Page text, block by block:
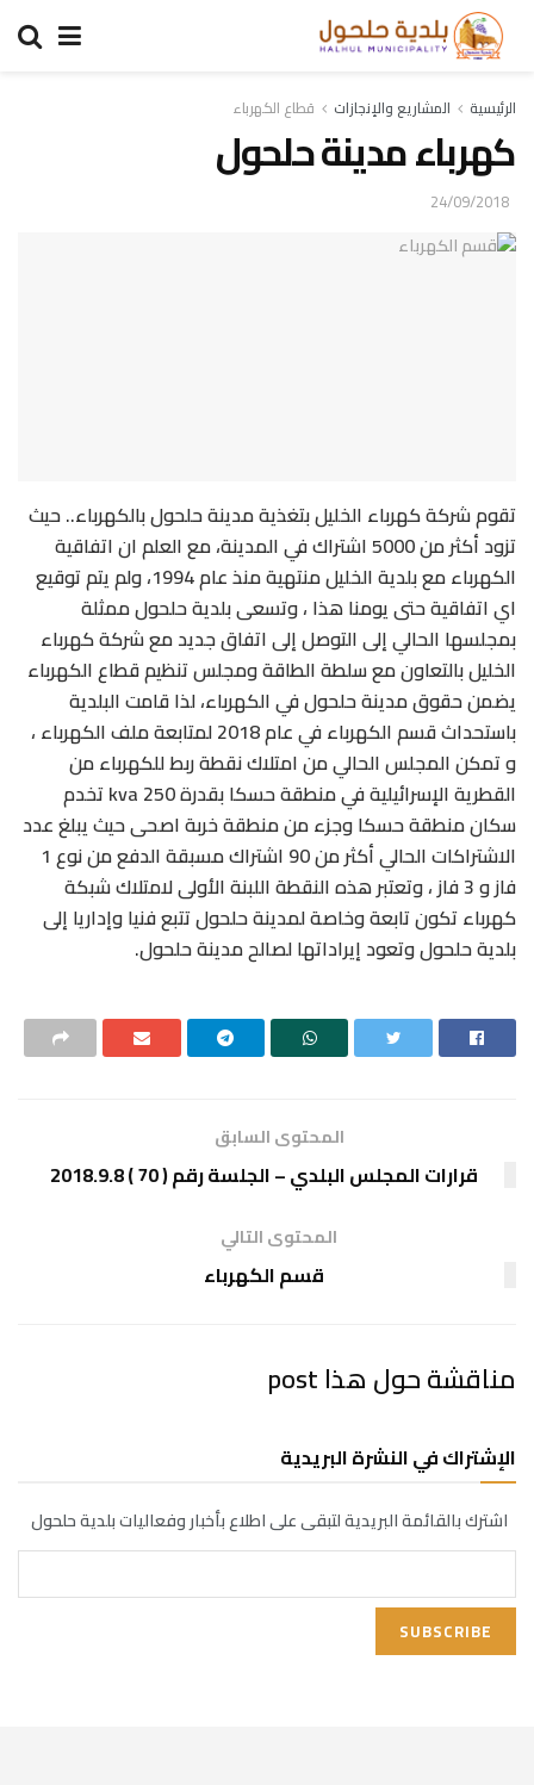
الرئيسية المشاريع والإنجازات قطاع الكهرباء
كهرباء مدينة حلحول
24/09/2018
تقوم شركة كهرباء الخليل بتغذية مدينة حلحول بالكهرباء.. حيث
تزود أكثر من 5000 اشتراك في المدينة، مع العلم ان اتفاقية
الكهرباء مع بلدية الخليل منتهية منذ عام 1994، ولم يتم توقيع
اي اتفاقية حتى يومنا هذا ، وتسعى بلدية حلحول ممثلة
بمجلسها الحالي إلى التوصل إلى اتفاق جديد مع شركة كهرباء
الخليل بالتعاون مع سلطة الطاقة ومجلس تنظيم قطاع الكهرباء
يضمن حقوق مدينة حلحول في الكهرباء، لذا قامت البلدية
باستحداث قسم الكهرباء في عام 2018 لمتابعة ملف الكهرباء ،
و تمكن المجلس الحالي من امتلاك نقطة ربط للكهرباء من
القطرية الإسرائيلية في منطقة حسكا بقدرة 250 kva تخدم
سكان منطقة حسكا وجزء من منطقة خربة اصحى حيث يبلغ عدد
الاشتراكات الحالي أكثر من 90 اشتراك مسبقة الدفع من نوع 1
فاز و 3 فاز ، وتعتبر هذه النقطة اللبنة الأولى لامتلاك شبكة
كهرباء تكون تابعة وخاصة لمدينة حلحول تتبع فنيا وإداريا إلى
بلدية حلحول وتعود إيراداتها لصالح مدينة حلحول.
المحتوى السابق
قرارات المجلس البلدي – الجلسة رقم ( 70 ) 2018.9.8
المحتوى التالي
قسم الكهرباء
مناقشة حول هذا post
الإشتراك في النشرة البريدية
اشترك بالقائمة البريدية لتبقى على اطلاع بأخبار وفعاليات بلدية حلحول